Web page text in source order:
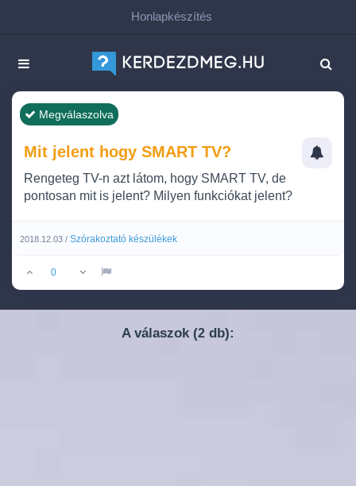
Honlapkészítés
Megválaszolva
Mit jelent hogy SMART TV?
Rengeteg TV-n azt látom, hogy SMART TV, de
pontosan mit is jelent? Milyen funkciókat jelent?
2018.12.03 / Szórakoztató készülékek
0
A válaszok (2 db):